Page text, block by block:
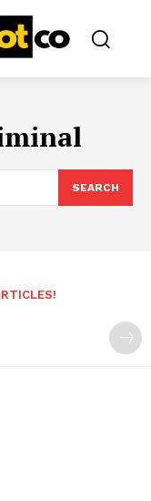
SEARCH